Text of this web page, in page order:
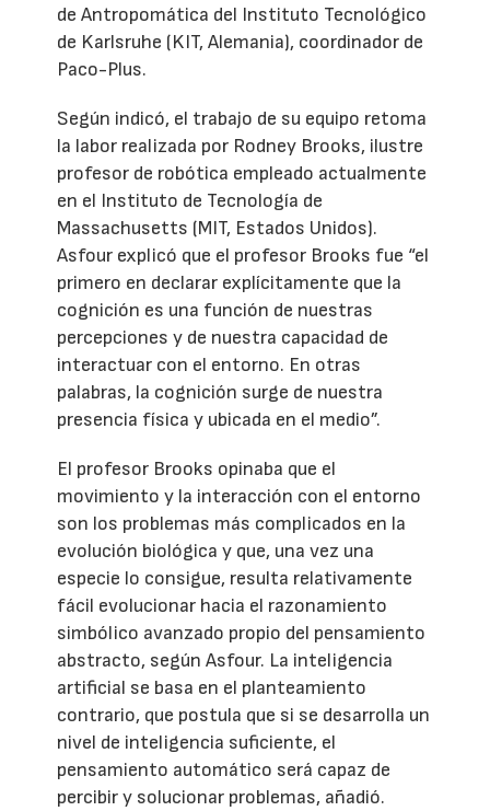
de Antropomática del Instituto Tecnológico
de Karlsruhe (KIT, Alemania), coordinador de
Paco-Plus.
Según indicó, el trabajo de su equipo retoma
la labor realizada por Rodney Brooks, ilustre
profesor de robótica empleado actualmente
en el Instituto de Tecnología de
Massachusetts (MIT, Estados Unidos).
Asfour explicó que el profesor Brooks fue “el
primero en declarar explícitamente que la
cognición es una función de nuestras
percepciones y de nuestra capacidad de
interactuar con el entorno. En otras
palabras, la cognición surge de nuestra
presencia física y ubicada en el medio”.
El profesor Brooks opinaba que el
movimiento y la interacción con el entorno
son los problemas más complicados en la
evolución biológica y que, una vez una
especie lo consigue, resulta relativamente
fácil evolucionar hacia el razonamiento
simbólico avanzado propio del pensamiento
abstracto, según Asfour. La inteligencia
artificial se basa en el planteamiento
contrario, que postula que si se desarrolla un
nivel de inteligencia suficiente, el
pensamiento automático será capaz de
percibir y solucionar problemas, añadió.